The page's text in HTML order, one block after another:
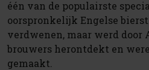
één van de populairste
oorspronkelijk Engelse
verdwenen, maar werd door
brouwers herontdekt en
gemaakt.